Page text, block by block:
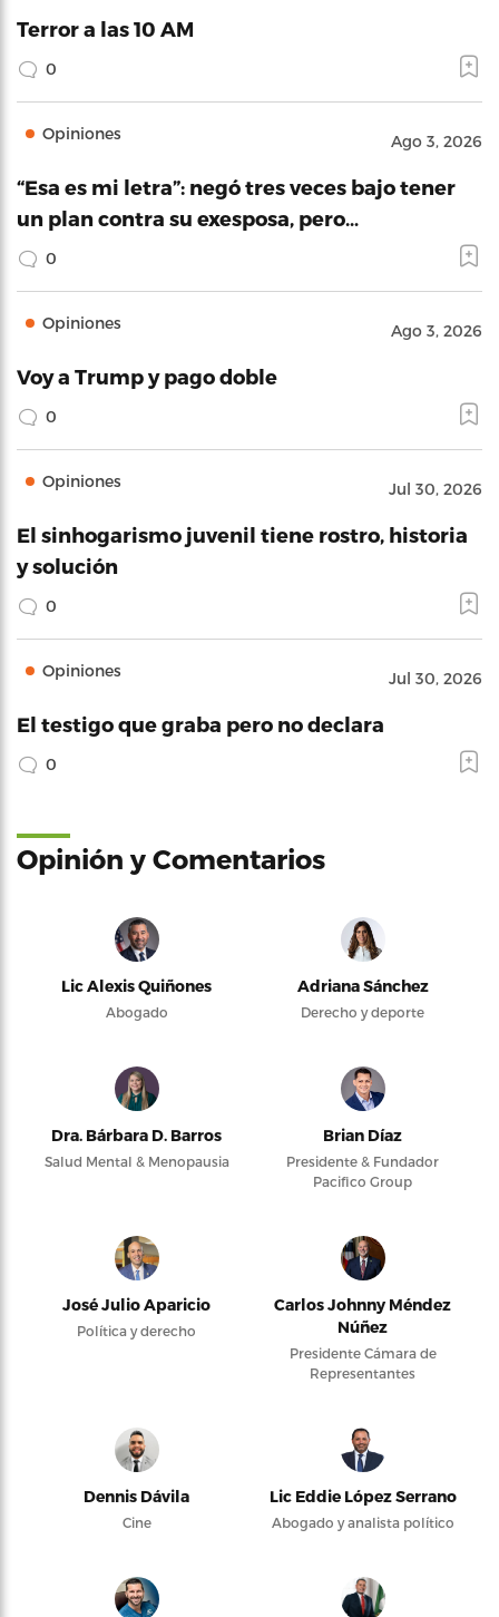
Terror a las 10 AM
0
Opiniones Ago 3, 2026
“Esa es mi letra”: negó tres veces bajo tener
un plan contra su exesposa, pero…
0
Opiniones Ago 3, 2026
Voy a Trump y pago doble
0
Opiniones Jul 30, 2026
El sinhogarismo juvenil tiene rostro, historia
y solución
0
Opiniones Jul 30, 2026
El testigo que graba pero no declara
0
Opinión y Comentarios
Lic Alexis Quiñones
Abogado
Adriana Sánchez
Derecho y deporte
Dra. Bárbara D. Barros
Salud Mental & Menopausia
Brian Díaz
Presidente & Fundador
Pacifico Group
José Julio Aparicio
Política y derecho
Carlos Johnny Méndez
Núñez
Presidente Cámara de
Representantes
Dennis Dávila
Cine
Lic Eddie López Serrano
Abogado y analista político